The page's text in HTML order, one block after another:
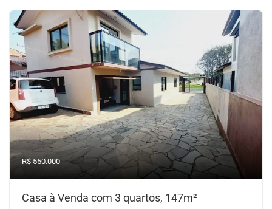
R$ 550.000
Casa à Venda com 3 quartos, 147m²